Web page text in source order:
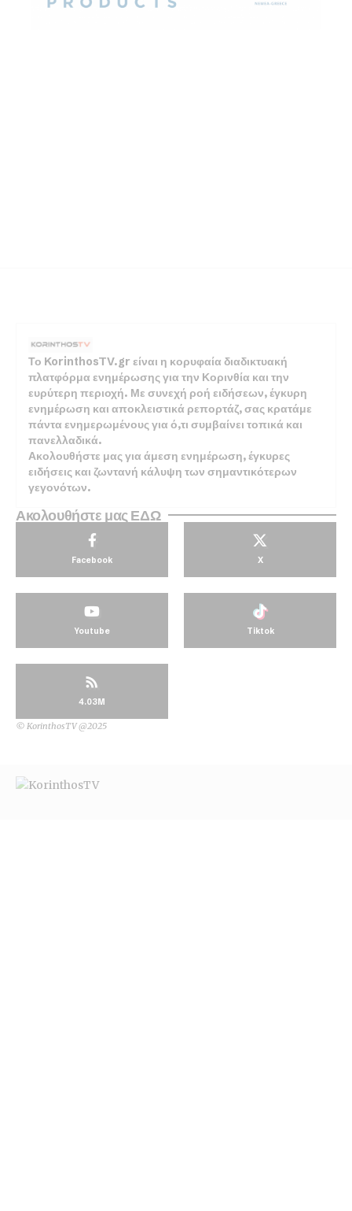
Το KorinthosTV.gr είναι η κορυφαία διαδικτυακή
πλατφόρμα ενημέρωσης για την Κορινθία και την
ευρύτερη περιοχή. Με συνεχή ροή ειδήσεων, έγκυρη
ενημέρωση και αποκλειστικά ρεπορτάζ, σας κρατάμε
πάντα ενημερωμένους για ό,τι συμβαίνει τοπικά και
πανελλαδικά.
Ακολουθήστε μας για άμεση ενημέρωση, έγκυρες
ειδήσεις και ζωντανή κάλυψη των σημαντικότερων
γεγονότων.
Ακολουθήστε μας ΕΔΩ
Facebook X
Youtube Tiktok
4.03M
© KorinthosTV @2025